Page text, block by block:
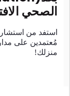
الصحي
استفد من
مُعتمدين على
منزلك!